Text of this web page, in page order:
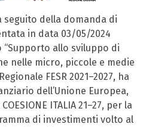
a seguito della domanda di
in data 03/05/2024
“Supporto allo sviluppo di
nelle micro, piccole e medie
FESR 2021–2027, ha
dell’Unione Europea,
ITALIA 21–27, per la
di investimenti volto al